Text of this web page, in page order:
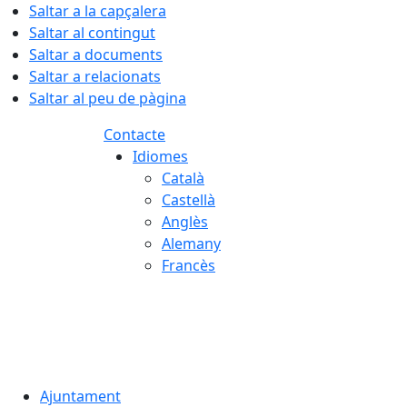
Saltar a la capçalera
Saltar al contingut
Saltar a documents
Saltar a relacionats
Saltar al peu de pàgina
Contacte
Idiomes
Català
Castellà
Anglès
Alemany
Francès
Ajuntament